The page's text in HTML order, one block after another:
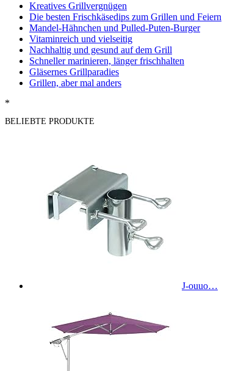
Kreatives Grillvergnügen
Die besten Frischkäsedips zum Grillen und Feiern
Mandel-Hähnchen und Pulled-Puten-Burger
Vitaminreich und vielseitig
Nachhaltig und gesund auf dem Grill
Schneller marinieren, länger frischhalten
Gläsernes Grillparadies
Grillen, aber mal anders
*
BELIEBTE PRODUKTE
J-ouuo…